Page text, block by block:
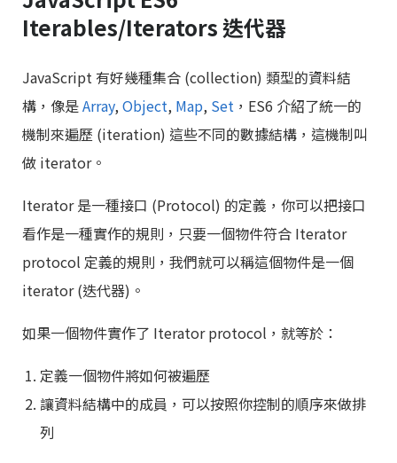
Iterables/Iterators 迭代器
JavaScript 有好幾種集合 (collection) 類型的資料結
構，像是Array,Object, Map, Set ，ES6 介紹了統一的
機制來遍歷 (iteration) 這些不同的數據結構，這機制叫
做 iterator。
Iterator 是一種接口 (Protocol) 的定義，你可以把接口
看作是一種實作的規則，只要一個物件符合 Iterator
protocol 定義的規則，我們就可以稱這個物件是一個
iterator (迭代器)。
如果一個物件實作了 Iterator protocol，就等於：
定義一個物件將如何被遍歷
讓資料結構中的成員，可以按照你控制的順序來做排
列